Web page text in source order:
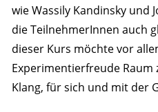
wie Wassily Kandinsky und
die TeilnehmerInnen auch
dieser Kurs möchte vor
Experimentierfreude Raum
Klang, für sich und mit der